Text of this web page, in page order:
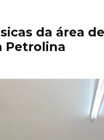
da área
Petrolina